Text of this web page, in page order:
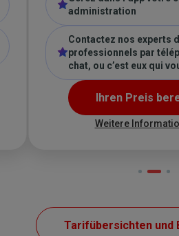
administration
Contactez nos experts
professionnels par
chat, ou c’est eux qui
Ihren Preis
Weitere
Tarifübersichten und